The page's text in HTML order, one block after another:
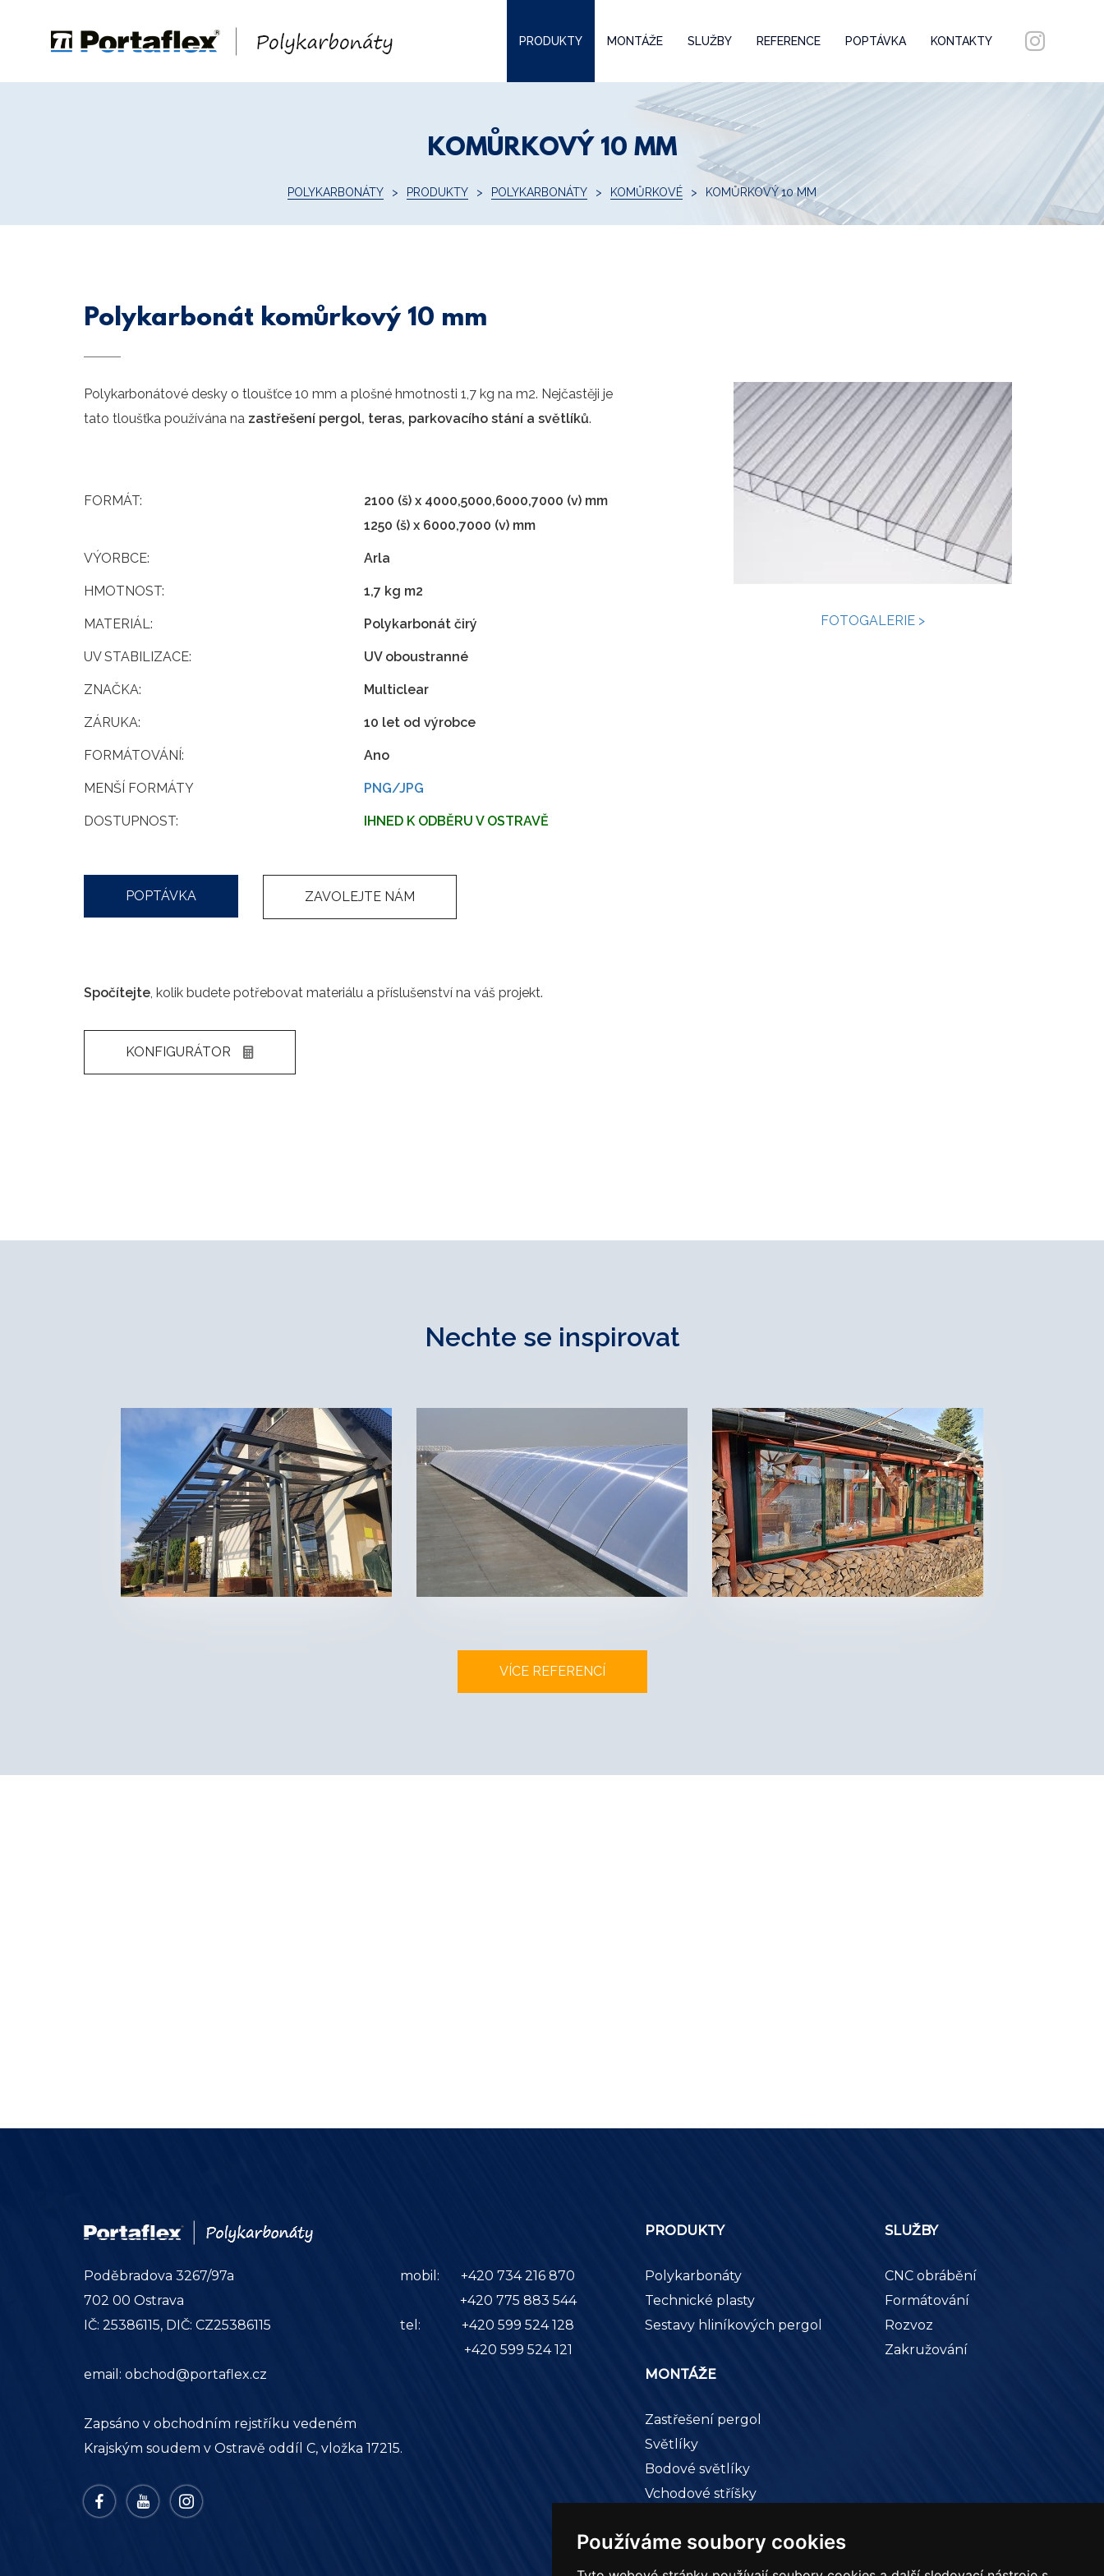
Používáme soubory cookies
PRODUKTY MONTÁŽE SLUŽBY REFERENCE POPTÁVKA KONTAKTY
KOMŮRKOVÝ 10 MM
POLYKARBONÁTY PRODUKTY POLYKARBONÁTY KOMŮRKOVÉ KOMŮRKOVÝ 10 MM
Polykarbonát komůrkový 10 mm
Polykarbonátové desky o tloušťce 10 mm a plošné hmotnosti 1,7 kg na m2. Nejčastěji je
tato tloušťka používána na zastřešení pergol, teras, parkovacího stání a světlíků.
FORMÁT:
2100 (š) x 4000,5000,6000,7000 (v) mm
1250 (š) x 6000,7000 (v) mm
VÝORBCE: Arla
HMOTNOST: 1,7 kg m2
MATERIÁL: Polykarbonát čirý
UV STABILIZACE: UV oboustranné
ZNAČKA: Multiclear
ZÁRUKA: 10 let od výrobce
FORMÁTOVÁNÍ: Ano
MENŠÍ FORMÁTY PNG/JPG
DOSTUPNOST: IHNED K ODBĚRU V OSTRAVĚ
POPTÁVKA ZAVOLEJTE NÁM
Spočítejte, kolik budete potřebovat materiálu a příslušenství na váš projekt.
KONFIGURÁTOR
FOTOGALERIE >
Nechte se inspirovat
VÍCE REFERENCÍ
Poděbradova 3267/97a
702 00 Ostrava
IČ: 25386115, DIČ: CZ25386115
mobil:
+420 734 216 870
+420 775 883 544
tel:
+420 599 524 128
+420 599 524 121
email: obchod@portaflex.cz
Zapsáno v obchodním rejstříku vedeném
Krajským soudem v Ostravě oddíl C, vložka 17215.
PRODUKTY
Polykarbonáty
Technické plasty
Sestavy hliníkových pergol
MONTÁŽE
Zastřešení pergol
Světlíky
Bodové světlíky
Vchodové stříšky
SLUŽBY
CNC obrábění
Formátování
Rozvoz
Zakružování